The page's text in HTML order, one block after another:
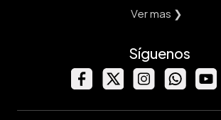
Ver mas ❯
Síguenos